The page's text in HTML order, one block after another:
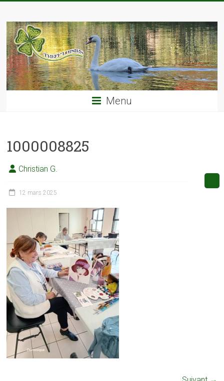
content
TREFF'LOISIRS
Menu
1000008825
Christian G.
12 mars 2025